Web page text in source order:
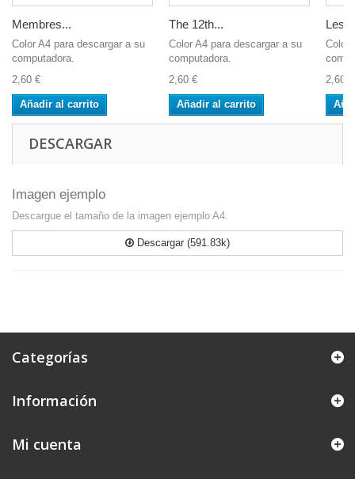
Membres...
Color A4 para descargar a su
computadora.
2,60 €
Añadir al carrito
The 12th...
Color A4 para descargar a su
computadora.
2,60 €
Añadir al carrito
Les...
Color
2,60 €
DESCARGAR
Imagen ejemplo
Descargue el tamaño de la imagen ejemplo A4.
Descargar (591.83k)
Categorías
Información
Mi cuenta